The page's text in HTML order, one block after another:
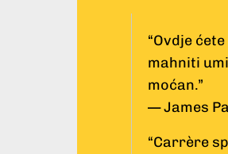
“Ovdje
mahniti
moćan.”
— James
“Carrère